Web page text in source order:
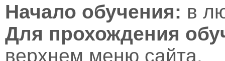
Начало обучения: в
Для прохождения
верхнем меню сайта.